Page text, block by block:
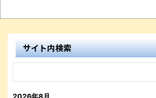
サイト内検索
2026年8月